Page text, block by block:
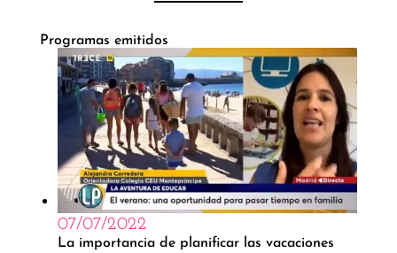
Programas emitidos
07/07/2022
La importancia de planificar las vacaciones